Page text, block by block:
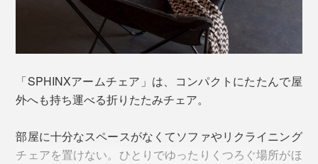
座面左右の角には、膝を掛けたり、足を乗せたり……ひ
れ。
いろんな姿勢をとるうちにベストポジションが見つかる
はずです。
「SPHINXアームチェア」は、コンパクトにたたんで屋
外へも持ち運べる折りたたみチェア。
部屋に十分なスペースがなくてソファやリクライニング
チェアを置けない。ひとりでゆったりくつろぐ場所がほ